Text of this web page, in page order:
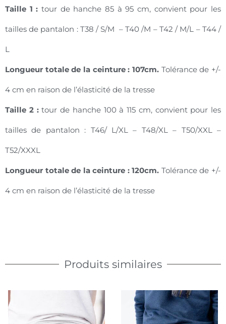
Taille 1 : tour de hanche 85 à 95 cm, convient pour les
tailles de pantalon : T38 / S/M – T40 /M – T42 / M/L – T44 /
L
Longueur totale de la ceinture : 107cm. Tolérance de +/-
4 cm en raison de l’élasticité de la tresse
Taille 2 :tour de hanche 100 à 115 cm, convient pour les
tailles de pantalon : T46/ L/XL – T48/XL – T50/XXL –
T52/XXXL
Longueur totale de la ceinture : 120cm. Tolérance de +/-
4 cm en raison de l’élasticité de la tresse
Produits similaires